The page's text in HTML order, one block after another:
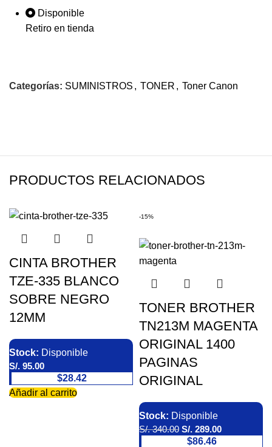
Disponible
Retiro en tienda
Categorías: SUMINISTROS , TONER , Toner Canon
PRODUCTOS RELACIONADOS
CINTA BROTHER
TZE-335 BLANCO
SOBRE NEGRO
12MM
Stock: Disponible
S/. 95.00
$28.42
Añadir al carrito
-15%
TONER BROTHER
TN213M MAGENTA
ORIGINAL 1400
PAGINAS
ORIGINAL
Stock: Disponible
S/.340.00 S/. 289.00
$86.46